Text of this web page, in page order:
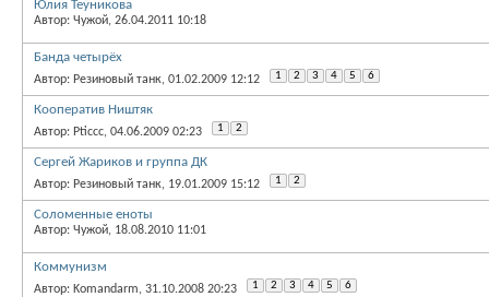
Юлия Теуникова
Автор: Чужой, 26.04.2011 10:18
Банда четырёх
Автор: Резиновый танк, 01.02.2009 12:12 1 2 3 4 5 6
Кооператив Ништяк
Автор: Pticcc, 04.06.2009 02:23 1 2
Сергей Жариков и группа ДК
Автор: Резиновый танк, 19.01.2009 15:12 1 2
Соломенные еноты
Автор: Чужой, 18.08.2010 11:01
Коммунизм
Автор: Komandarm, 31.10.2008 20:23 1 2 3 4 5 6